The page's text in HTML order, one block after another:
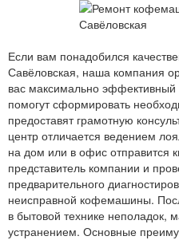
Если вам понадобился
Савёловская, наша компания
вас максимально
помогут сформировать
предоставят грамотную
центр отличается ведением
на дом или в офис отправится
представитель компании и
предварительного
неисправной кофемашины.
в бытовой технике неполадок,
устранением. Основные